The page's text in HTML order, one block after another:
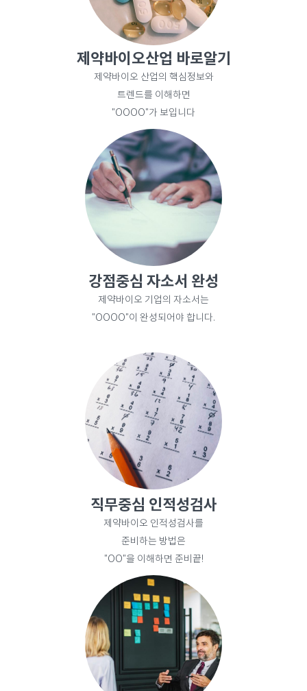
제약바이오산업 바로알기
제약바이오 산업의 핵심정보와
트렌드를 이해하면
"OOOO"가 보입니다
강점중심 자소서 완성
제약바이오 기업의 자소서는
"OOOO"이 완성되어야 합니다.
직무중심 인적성검사
제약바이오 인적성검사를
준비하는 방법은
"OO"을 이해하면 준비끝!